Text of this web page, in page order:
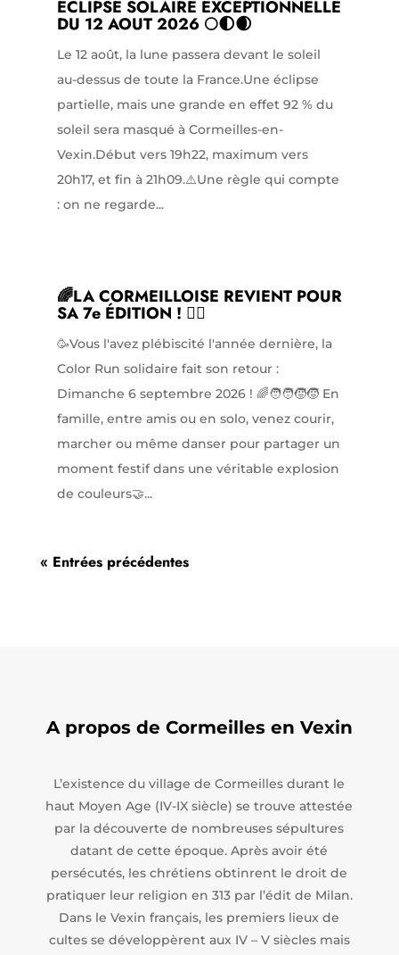
ÉCLIPSE SOLAIRE EXCEPTIONNELLE
DU 12 AOUT 2026 🌕🌓🌒
Le 12 août, la lune passera devant le soleil
au-dessus de toute la France.Une éclipse
partielle, mais une grande en effet 92 % du
soleil sera masqué à Cormeilles-en-
Vexin.Début vers 19h22, maximum vers
20h17, et fin à 21h09.⚠️Une règle qui compte
: on ne regarde...
🌈LA CORMEILLOISE REVIENT POUR
SA 7e ÉDITION ! 🏃‍♀️
🥳Vous l'avez plébiscité l'année dernière, la
Color Run solidaire fait son retour :
Dimanche 6 septembre 2026 ! 🌈🧑‍🧑‍🧒‍🧒 En
famille, entre amis ou en solo, venez courir,
marcher ou même danser pour partager un
moment festif dans une véritable explosion
de couleurs🤝...
« Entrées précédentes
A propos de Cormeilles en Vexin
L’existence du village de Cormeilles durant le
haut Moyen Age (IV-IX siècle) se trouve attestée
par la découverte de nombreuses sépultures
datant de cette époque. Après avoir été
persécutés, les chrétiens obtinrent le droit de
pratiquer leur religion en 313 par l’édit de Milan.
Dans le Vexin français, les premiers lieux de
cultes se développèrent aux IV – V siècles mais